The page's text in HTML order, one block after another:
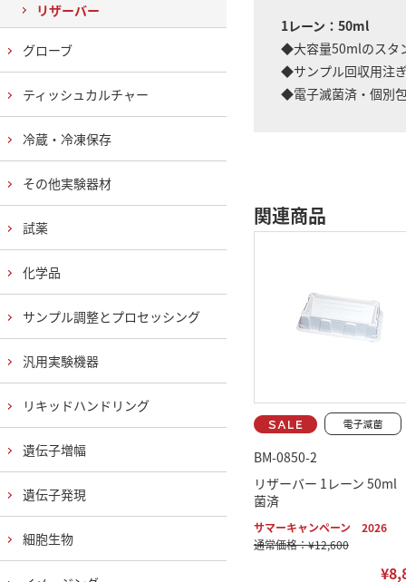
1レーン：50ml
◆大容量50mlのスタ
◆サンプル回収用注
◆電子滅菌済・個別
関連商品
BM-0850-2
リザーバー 1レーン
菌済
サマーキャンペーン 2026
通常価格：¥12,600
リザーバー
グローブ
ティッシュカルチャー
冷蔵・冷凍保存
その他実験器材
試薬
化学品
サンプル調整とプロセッシング
汎用実験機器
リキッドハンドリング
遺伝子増幅
遺伝子発現
細胞生物